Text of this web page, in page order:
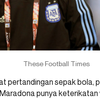
These Football Times
pertandingan sepak bola,
punya keterikatan